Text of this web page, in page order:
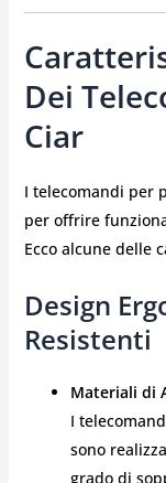
Dei
Ciar
I telecomandi per
per offrire
Ecco alcune delle
Design
Resistenti
Materiali di
I
sono
grado di